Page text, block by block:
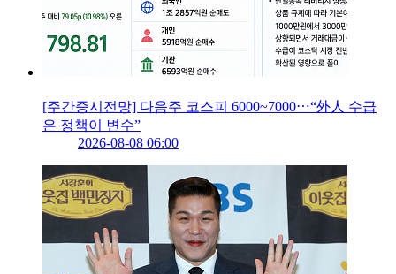
[주간증시전망] 다음주 코스피 6000~7000⋯“外人 수급
은 정책이 변수”
2026-08-08 06:00